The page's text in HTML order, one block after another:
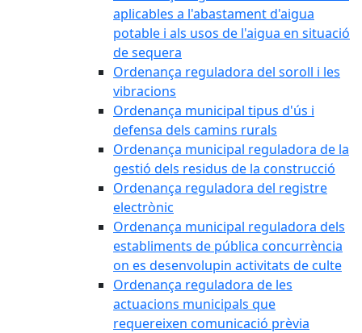
aplicables a l'abastament d'aigua
potable i als usos de l'aigua en situació
de sequera
Ordenança reguladora del soroll i les
vibracions
Ordenança municipal tipus d'ús i
defensa dels camins rurals
Ordenança municipal reguladora de la
gestió dels residus de la construcció
Ordenança reguladora del registre
electrònic
Ordenança municipal reguladora dels
establiments de pública concurrència
on es desenvolupin activitats de culte
Ordenança reguladora de les
actuacions municipals que
requereixen comunicació prèvia